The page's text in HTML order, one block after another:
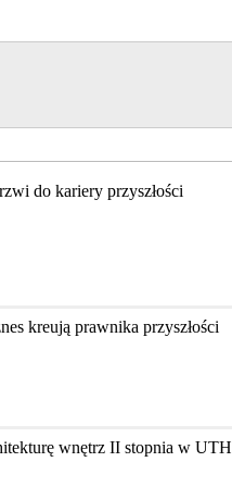
do kariery przyszłości
kreują prawnika przyszłości
wnętrz II stopnia w UTH